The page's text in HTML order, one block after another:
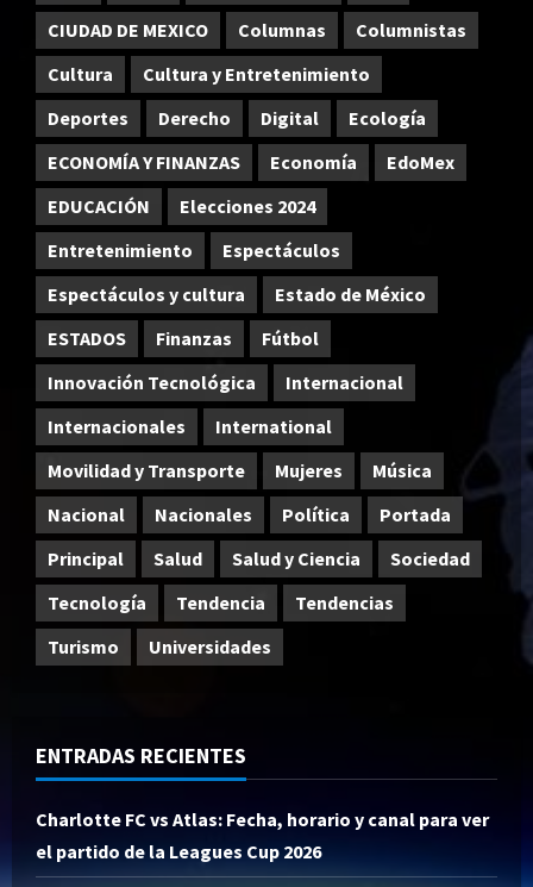
CIUDAD DE MEXICO
Columnas
Columnistas
Cultura
Cultura y Entretenimiento
Deportes
Derecho Digital
Ecología
ECONOMÍA Y FINANZAS
Economía
EdoMex
EDUCACIÓN
Elecciones 2024
Entretenimiento
Espectáculos
Espectáculos y cultura
Estado de México
ESTADOS
Finanzas
Fútbol
Innovación Tecnológica
Internacional
Internacionales
International
Movilidad y Transporte
Mujeres
Música
Nacional
Nacionales Política
Portada
Principal
Salud Salud y Ciencia
Sociedad
Tecnología
Tendencia
Tendencias
Turismo
Universidades
ENTRADAS RECIENTES
Charlotte FC vs Atlas: Fecha, horario y canal para ver
el partido de la Leagues Cup 2026